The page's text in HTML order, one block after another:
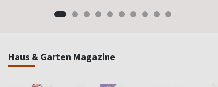
Haus & Garten Magazine